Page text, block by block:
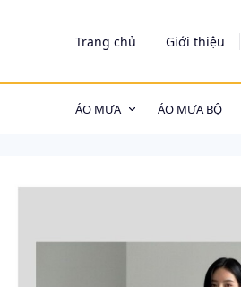
Trang chủ Giới thiệu
ÁO MƯA ÁO MƯA BỘ